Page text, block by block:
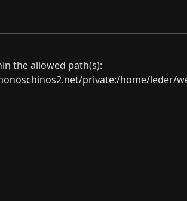
the allowed path(s):
private:/home/